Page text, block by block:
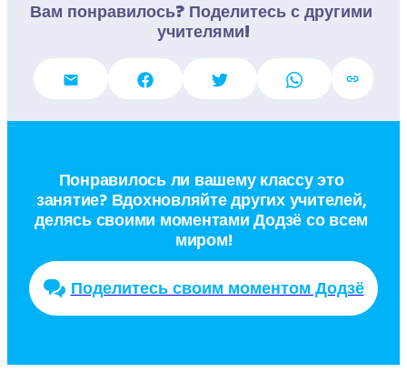
Вам понравилось? Поделитесь с другими
учителями!
Понравилось ли вашему классу это
занятие? Вдохновляйте других учителей,
делясь своими моментами Додзё со всем
миром!
Поделитесь своим моментом Додзё